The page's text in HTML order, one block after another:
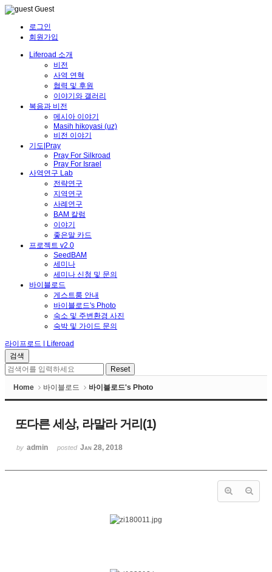
Guest
로그인
회원가입
Liferoad 소개
비전
사역 연혁
협력 및 후원
이야기와 갤러리
복음과 비전
메시아 이야기
Masih hikoyasi (uz)
비전 이야기
기도|Pray
Pray For Silkroad
Pray For Israel
사역연구 Lab
전략연구
지역연구
사례연구
BAM 칼럼
이야기
좋은말 카드
프로젝트 v2.0
SeedBAM
세미나
세미나 신청 및 문의
바이블로드
게스트룸 안내
바이블로드's Photo
숙소 및 주변환경 사진
숙박 및 가이드 문의
라이프로드 | Liferoad
Home 바이블로드 바이블로드's Photo
또다른 세상, 라말라 거리(1)
by admin posted Jan 28, 2018